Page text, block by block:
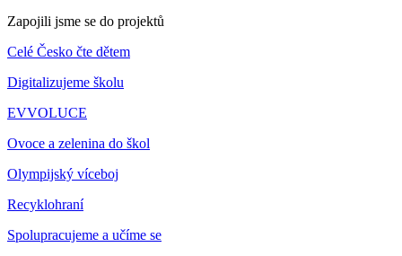
Zapojili jsme se do projektů
Celé Česko čte dětem
Digitalizujeme školu
EVVOLUCE
Ovoce a zelenina do škol
Olympijský víceboj
Recyklohraní
Spolupracujeme a učíme se